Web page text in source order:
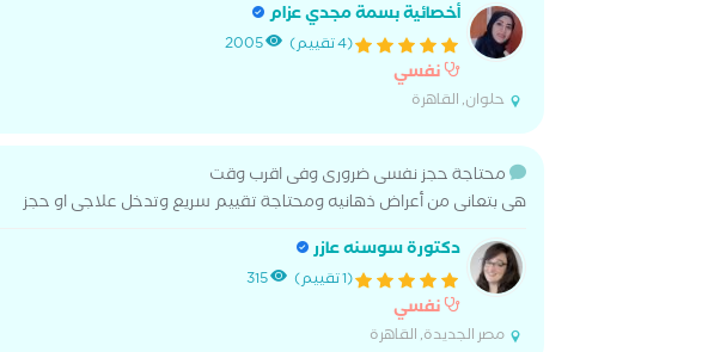
أخصائية بسمة مجدي عزام
(4 تقييم) 2005
نفسي
حلوان, القاهرة
محتاجة حجز نفسى ضرورى وفى اقرب وقت
هى بتعانى من أعراض ذهانيه ومحتاجة تقييم سريع وتدخل علاجى او حجز
دكتورة سوسنه عازر
(1 تقييم) 315
نفسي
مصر الجديدة, القاهرة